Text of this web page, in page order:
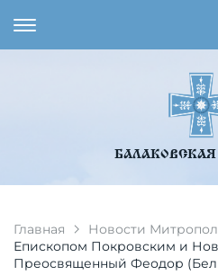
Главная
Новости
Епископом Покровским и
Преосвященный Феодор